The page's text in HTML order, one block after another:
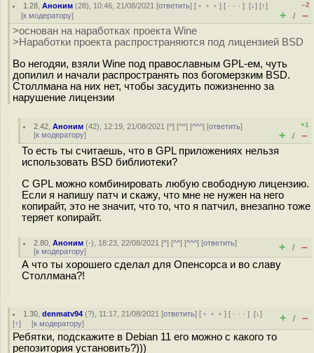
1.28 ,Аноним (28), 10:46, 21/08/2021 [ответить] [ ﹢﹢﹢] [ · · ·][↓] [↑]
[к модератору]
–2
+ / –
>основан на наработках проекта Wine
>Наработки проекта распространяются под лицензией BSD
Во негодяи, взяли Wine под православным GPL-ем, чуть
допилил и начали распространять поз богомерзким BSD.
Столлмана на них нет, чтобы засудить пожизненно за
нарушение лицензии
2.42 ,Аноним (42), 12:19, 21/08/2021 [^] [^^] [^^^] [ответить]
[к модератору]
+1
+ / –
То есть ты считаешь, что в GPL приложениях нельзя
использовать BSD библиотеки?
С GPL можно комбинировать любую свободную лицензию.
Если я напишу патч и скажу, что мне не нужен на него
копирайт, это не значит, что то, что я патчил, внезапно тоже
теряет копирайт.
2.80 ,Аноним (-), 18:23, 22/08/2021 [^] [^^] [^^^] [ответить]
[к модератору] + / –
А что ты хорошего сделал для Опенсорса и во славу
Столлмана?!
1.30 ,denmatv94 (?), 11:17, 21/08/2021 [ответить] [ ﹢﹢﹢] [ · · ·][↓]
[↑] [к модератору] + / –
Ребятки, подскажите в Debian 11 его можно с какого то
репозитория установить?)))